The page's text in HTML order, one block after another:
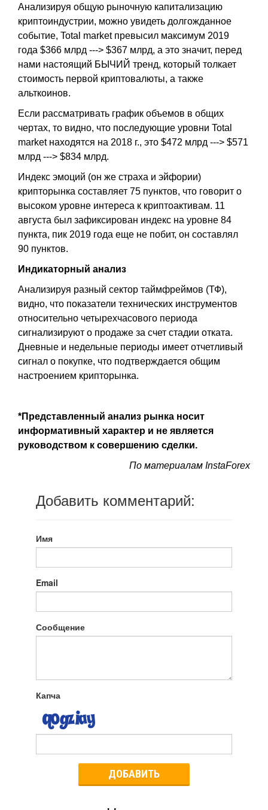
Анализируя общую рыночную капитализацию
криптоиндустрии, можно увидеть долгожданное
событие, Total market превысил максимум 2019
года $366 млрд ---> $367 млрд, а это значит, перед
нами настоящий БЫЧИЙ тренд, который толкает
стоимость первой криптовалюты, а также
альткоинов.
Если рассматривать график объемов в общих
чертах, то видно, что последующие уровни Total
market находятся на 2018 г., это $472 млрд ---> $571
млрд ---> $834 млрд.
Индекс эмоций (он же страха и эйфории)
крипторынка составляет 75 пунктов, что говорит о
высоком уровне интереса к криптоактивам. 11
августа был зафиксирован индекс на уровне 84
пункта, пик 2019 года еще не побит, он составлял
90 пунктов.
Индикаторный анализ
Анализируя разный сектор таймфреймов (ТФ),
видно, что показатели технических инструментов
относительно четырехчасового периода
сигнализируют о продаже за счет стадии отката.
Дневные и недельные периоды имеет отчетливый
сигнал о покупке, что подтверждается общим
настроением крипторынка.
*Представленный анализ рынка носит
информативный характер и не является
руководством к совершению сделки.
По материалам InstaForex
Добавить комментарий:
Имя
Email
Сообщение
Капча
ДОБАВИТЬ